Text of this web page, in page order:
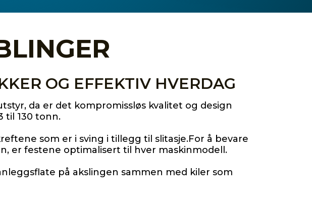
OG EFFEKTIV HVERDAG
da er det kompromissløs kvalitet og design
til 130 tonn.
som er i sving i tillegg til slitasje.For å bevare
er festene optimalisert til hver maskinmodell.
på akslingen sammen med kiler som